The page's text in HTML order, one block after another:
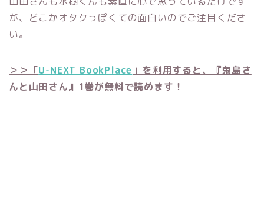
が、どこかオタクっぽくての面白いのでご注目くださ
い。
＞＞「U-NEXT BookPlace 」を利用すると、『鬼島さ
んと山田さん』1巻が無料で読めます！